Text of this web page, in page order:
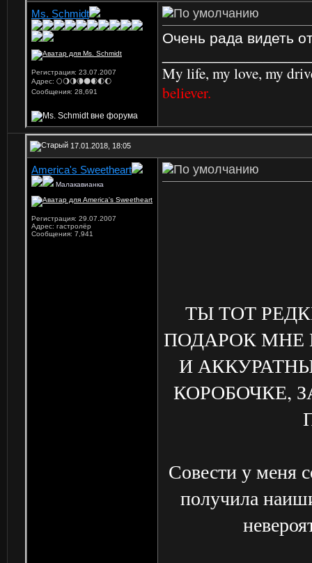
Ms. Schmidt
Регистрация: 23.07.2007
Адрес: 🌕🌖🌗🌘🌑🌒🌓🌔
Сообщения: 28,691
Очень рада видеть
My life, my love, my
believer.
17.01.2018, 18:05
America's Sweetheart
Малакавианка
Регистрация: 29.07.2007
Адрес: гастролёр
Сообщения: 7,941
ТЫ ТОТ
ПОДАРОК МНЕ
И
КОРОБОЧКЕ,
Совести у меня
получила